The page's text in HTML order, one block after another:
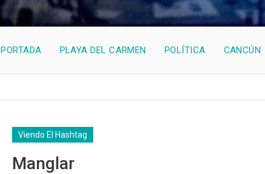
PORTADA PLAYA DEL CARMEN POLÍTICA CANCÚN
Viendo El Hashtag
Manglar